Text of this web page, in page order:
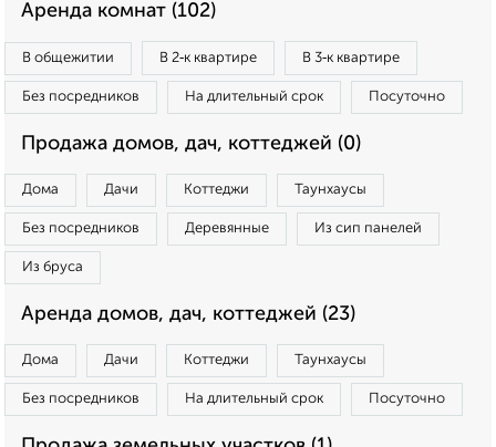
Аренда комнат (102)
В общежитии В 2‑к квартире В 3‑к квартире
Без посредников На длительный срок Посуточно
Продажа домов, дач, коттеджей (0)
Дома Дачи Коттеджи Таунхаусы
Без посредников Деревянные Из сип панелей
Из бруса
Аренда домов, дач, коттеджей (23)
Дома Дачи Коттеджи Таунхаусы
Без посредников На длительный срок Посуточно